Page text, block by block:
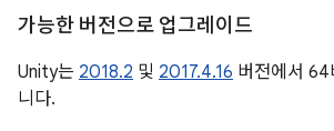
가능한 버전으로 업그레이드
Unity는 2018.2 및 2017.4.16 버전에서
니다.